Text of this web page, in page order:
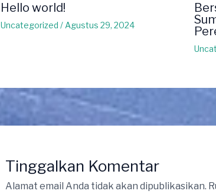
Hello world!
Uncategorized / Agustus 29, 2024
Tinggalkan Komentar
Alamat email Anda tidak akan dipublikasikan.